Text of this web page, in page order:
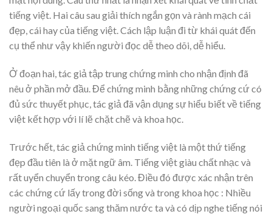
tiếng việt. Hai câu sau giải thích ngắn gọn và rành mạch cái
đẹp, cái hay của tiếng việt. Cách lập luận đi từ khái quát đến
cụ thể như vậy khiến người đọc dễ theo dõi, dễ hiểu.
Ở đoạn hai, tác giả tập trung chứng minh cho nhận định đã
nêu ở phần mở đầu. Để chứng minh bằng những chứng cứ có
đủ sức thuyết phục, tác giả đã vận dụng sự hiểu biết về tiếng
việt kết hợp với lí lẽ chặt chẽ và khoa học.
Trước hết, tác giả chứng minh tiếng việt là một thứ tiếng
đẹp đầu tiên là ở mặt ngữ âm. Tiếng việt giàu chất nhạc và
rất uyển chuyển trong câu kéo. Điều đó được xác nhận trên
các chứng cứ lấy trong đời sống và trong khoa học : Nhiều
người ngoại quốc sang thăm nước ta và có dịp nghe tiếng nói